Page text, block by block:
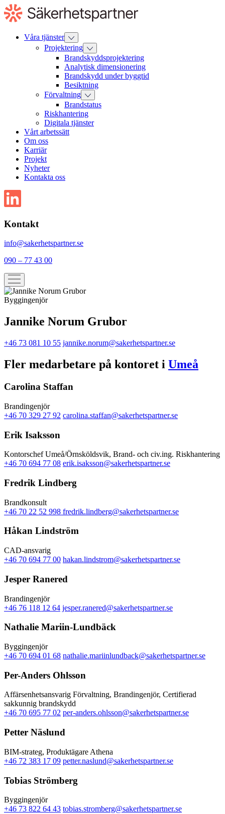
Till
innehåll
Våra tjänster
Projektering
Brandskyddsprojektering
Analytisk dimensionering
Brandskydd under byggtid
Besiktning
Förvaltning
Brandstatus
Riskhantering
Digitala tjänster
Vårt arbetssätt
Om oss
Karriär
Projekt
Nyheter
Kontakta oss
Kontakt
info@sakerhetspartner.se
090 – 77 43 00
Byggingenjör
Jannike Norum Grubor
+46 73 081 10 55 jannike.norum@sakerhetspartner.se
Fler medarbetare på kontoret i Umeå
Carolina Staffan
Brandingenjör
+46 70 329 27 92 carolina.staffan@sakerhetspartner.se
Erik Isaksson
Kontorschef Umeå/Örnsköldsvik, Brand- och civ.ing. Riskhantering
+46 70 694 77 08 erik.isaksson@sakerhetspartner.se
Fredrik Lindberg
Brandkonsult
+46 70 22 52 998 fredrik.lindberg@sakerhetspartner.se
Håkan Lindström
CAD-ansvarig
+46 70 694 77 00 hakan.lindstrom@sakerhetspartner.se
Jesper Ranered
Brandingenjör
+46 76 118 12 64 jesper.ranered@sakerhetspartner.se
Nathalie Mariin-Lundbäck
Byggingenjör
+46 70 694 01 68 nathalie.mariinlundback@sakerhetspartner.se
Per-Anders Ohlsson
Affärsenhetsansvarig Förvaltning, Brandingenjör, Certifierad
sakkunnig brandskydd
+46 70 695 77 02 per-anders.ohlsson@sakerhetspartner.se
Petter Näslund
BIM-strateg, Produktägare Athena
+46 72 383 17 09 petter.naslund@sakerhetspartner.se
Tobias Strömberg
Byggingenjör
+46 73 822 64 43 tobias.stromberg@sakerhetspartner.se